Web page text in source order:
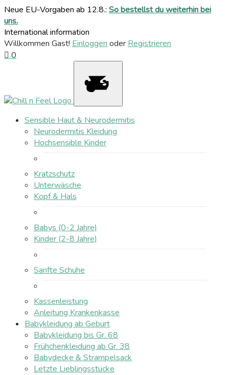
Neue EU-Vorgaben ab 12.8.: So bestellst du weiterhin bei
uns.
International information
Willkommen Gast! Einloggen oder Registrieren
0
Sensible Haut & Neurodermitis
Neurodermitis Kleidung
Hochsensible Kinder
Kratzschutz
Unterwäsche
Kopf & Hals
Babys (0-2 Jahre)
Kinder (2-8 Jahre)
Sanfte Schuhe
Kassenleistung
Anleitung Krankenkasse
Babykleidung ab Geburt
Babykleidung bis Gr. 68
Frühchenkleidung ab Gr. 38
Babydecke & Strampelsack
Letzte Lieblingsstücke